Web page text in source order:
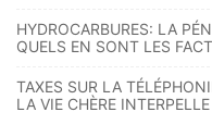
HYDROCARBURES: LA
QUELS EN SONT LES
TAXES SUR LA
LA VIE CHÈRE